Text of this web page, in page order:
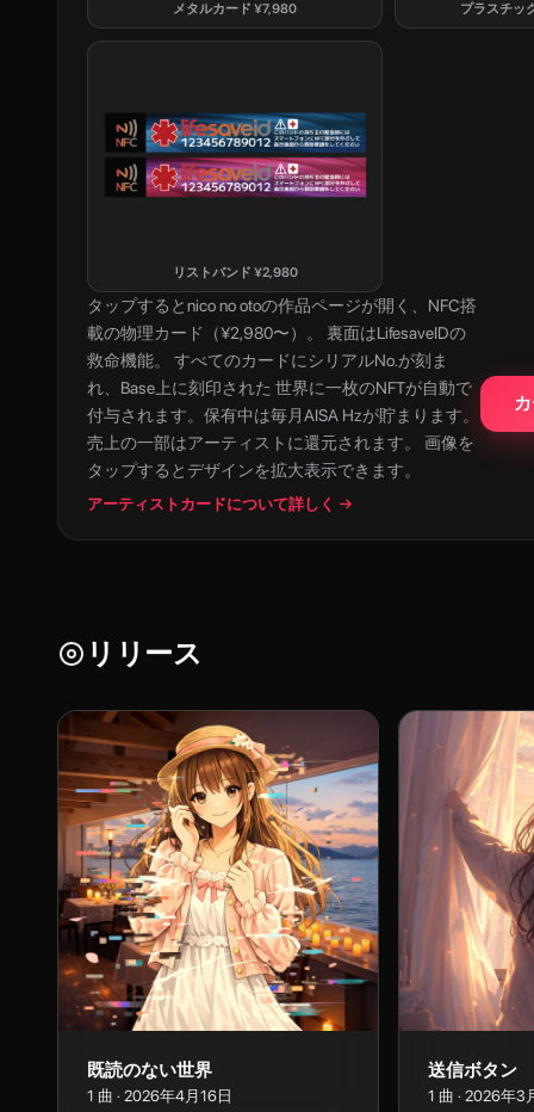
メタルカード ¥7,980 プラスチッ
リストバンド ¥2,980
タップするとnico no otoの作品ページが開く、NFC搭
載の物理カード（¥2,980〜）。 裏面はLifesaveIDの
救命機能。 すべてのカードにシリアルNo.が刻ま
れ、Base上に刻印された 世界に一枚のNFTが自動で
付与されます。保有中は毎月AISA Hzが貯まります。
売上の一部はアーティストに還元されます。 画像を
タップするとデザインを拡大表示できます。
アーティストカードについて詳しく →
リリース
既読のない世界
1 曲 · 2026年4月16日
送信ボタン
1 曲 · 2026年3